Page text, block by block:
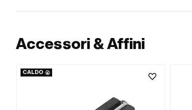
Accessori & Affini
CALDO